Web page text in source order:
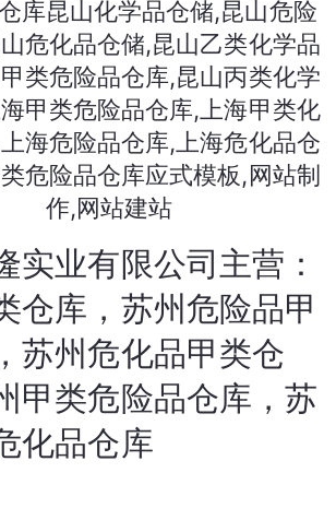
实业有限公司主营：
仓库，苏州危险品甲
苏州危化品甲类仓
甲类危险品仓库，苏
化品仓库